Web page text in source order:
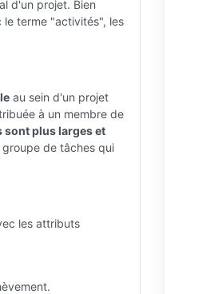
d'un projet. Bien
le terme "activités", les
au sein d'un projet
à un membre de
sont plus larges et
groupe de tâches qui
les attributs